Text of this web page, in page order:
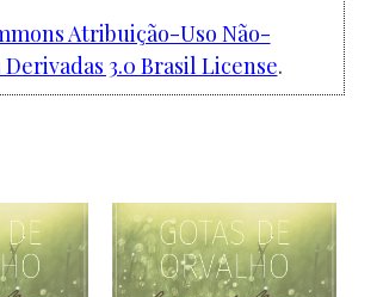
Atribuição-Uso Não-
3.0 Brasil License.